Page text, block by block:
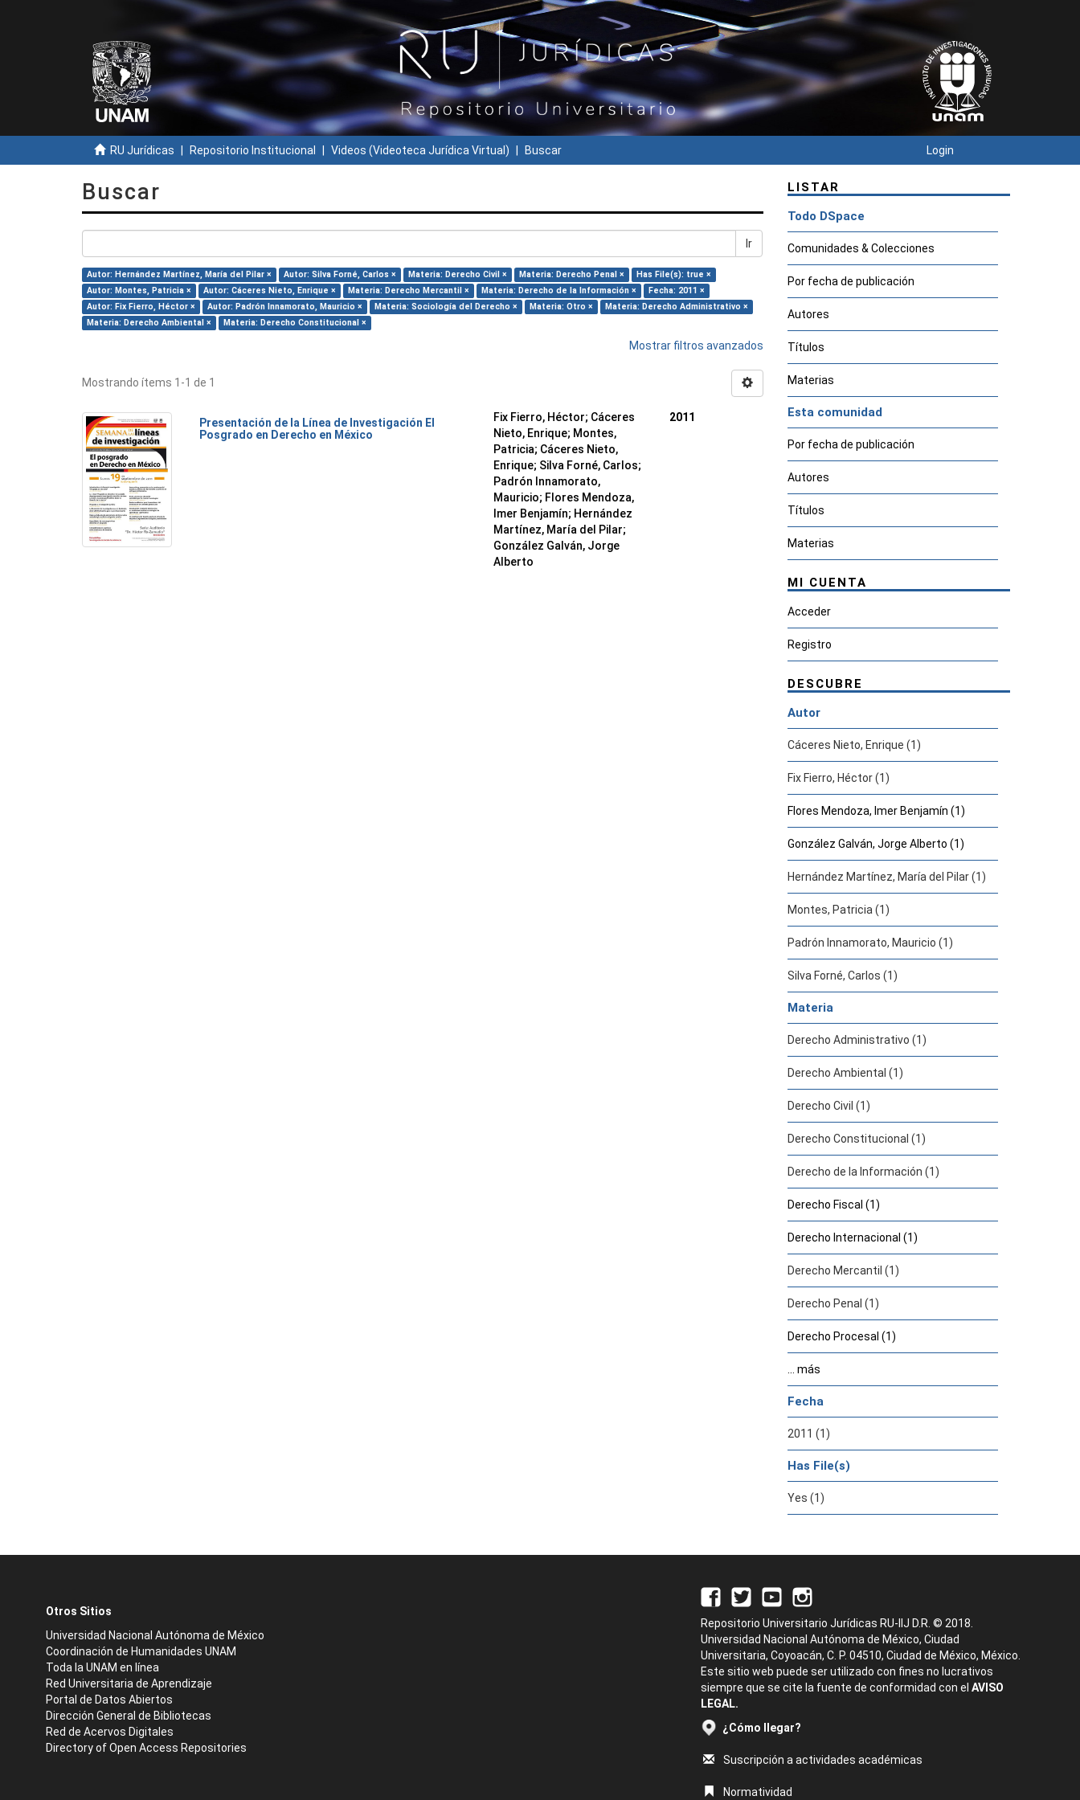
RU Jurídicas Repositorio Institucional Videos (Videoteca Jurídica Virtual) Buscar Login
Buscar
Ir
Autor: Hernández Martínez, María del Pilar × Autor: Silva Forné, Carlos × Materia: Derecho Civil × Materia: Derecho Penal ×
Has File(s): true ×
Autor: Montes, Patricia ×
Autor: Cáceres Nieto, Enrique × Materia: Derecho Mercantil × Materia: Derecho de la Información ×
Fecha: 2011 ×
Autor: Fix Fierro, Héctor ×
Autor: Padrón Innamorato, Mauricio × Materia: Sociología del Derecho × Materia: Otro ×
Materia: Derecho Administrativo ×
Materia: Derecho Ambiental ×
Materia: Derecho Constitucional ×
Mostrar filtros avanzados
Mostrando ítems 1-1 de 1
Presentación de la Línea de Investigación El
Posgrado en Derecho en México
Fix Fierro, Héctor; Cáceres
Nieto, Enrique; Montes,
Patricia; Cáceres Nieto,
Enrique; Silva Forné, Carlos;
Padrón Innamorato,
Mauricio; Flores Mendoza,
Imer Benjamín; Hernández
Martínez, María del Pilar;
González Galván, Jorge
Alberto
2011
LISTAR
Todo DSpace
Comunidades & Colecciones
Por fecha de publicación
Autores
Títulos
Materias
Esta comunidad
Por fecha de publicación
Autores
Títulos
Materias
MI CUENTA
Acceder
Registro
DESCUBRE
Autor
Cáceres Nieto, Enrique (1)
Fix Fierro, Héctor (1)
Flores Mendoza, Imer Benjamín (1)
González Galván, Jorge Alberto (1)
Hernández Martínez, María del Pilar (1)
Montes, Patricia (1)
Padrón Innamorato, Mauricio (1)
Silva Forné, Carlos (1)
Materia
Derecho Administrativo (1)
Derecho Ambiental (1)
Derecho Civil (1)
Derecho Constitucional (1)
Derecho de la Información (1)
Derecho Fiscal (1)
Derecho Internacional (1)
Derecho Mercantil (1)
Derecho Penal (1)
Derecho Procesal (1)
... más
Fecha
2011 (1)
Has File(s)
Yes (1)
Otros Sitios
Universidad Nacional Autónoma de México
Coordinación de Humanidades UNAM
Toda la UNAM en línea
Red Universitaria de Aprendizaje
Portal de Datos Abiertos
Dirección General de Bibliotecas
Red de Acervos Digitales
Directory of Open Access Repositories
Repositorio Universitario Jurídicas RU-IIJ D.R. © 2018.
Universidad Nacional Autónoma de México, Ciudad
Universitaria, Coyoacán, C. P. 04510, Ciudad de México, México.
Este sitio web puede ser utilizado con fines no lucrativos
siempre que se cite la fuente de conformidad con el AVISO
LEGAL.
¿Cómo llegar?
Suscripción a actividades académicas
Normatividad